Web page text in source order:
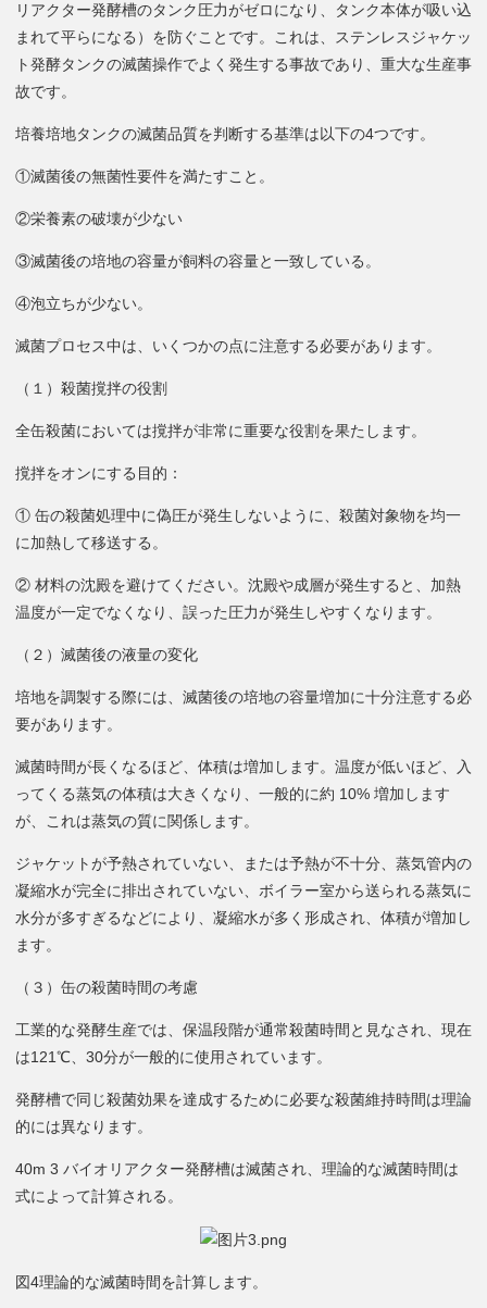
リアクター発酵槽のタンク圧力がゼロになり、タンク本体が吸い込
まれて平らになる）を防ぐことです。これは、ステンレスジャケッ
ト発酵タンクの滅菌操作でよく発生する事故であり、重大な生産事
故です。
培養培地タンクの滅菌品質を判断する基準は以下の4つです。
①滅菌後の無菌性要件を満たすこと。
②栄養素の破壊が少ない
③滅菌後の培地の容量が飼料の容量と一致している。
④泡立ちが少ない。
滅菌プロセス中は、いくつかの点に注意する必要があります。
（１）殺菌撹拌の役割
全缶殺菌においては撹拌が非常に重要な役割を果たします。
撹拌をオンにする目的：
① 缶の殺菌処理中に偽圧が発生しないように、殺菌対象物を均一
に加熱して移送する。
② 材料の沈殿を避けてください。沈殿や成層が発生すると、加熱
温度が一定でなくなり、誤った圧力が発生しやすくなります。
（２）滅菌後の液量の変化
培地を調製する際には、滅菌後の培地の容量増加に十分注意する必
要があります。
滅菌時間が長くなるほど、体積は増加します。温度が低いほど、入
ってくる蒸気の体積は大きくなり、一般的に約 10% 増加します
が、これは蒸気の質に関係します。
ジャケットが予熱されていない、または予熱が不十分、蒸気管内の
凝縮水が完全に排出されていない、ボイラー室から送られる蒸気に
水分が多すぎるなどにより、凝縮水が多く形成され、体積が増加し
ます。
（３）缶の殺菌時間の考慮
工業的な発酵生産では、保温段階が通常殺菌時間と見なされ、現在
は121℃、30分が一般的に使用されています。
発酵槽で同じ殺菌効果を達成するために必要な殺菌維持時間は理論
的には異なります。
40m 3 バイオリアクター発酵槽は滅菌され、理論的な滅菌時間は
式によって計算される。
図4理論的な滅菌時間を計算します。